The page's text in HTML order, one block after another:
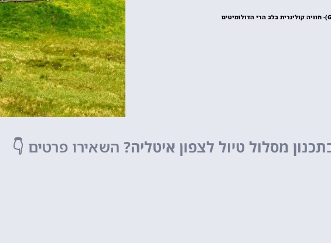
פארק שעשועים
מפספסים!
לחצו פה!
מסלול טיול לצפון איטליה? השאירו פרטים 👇